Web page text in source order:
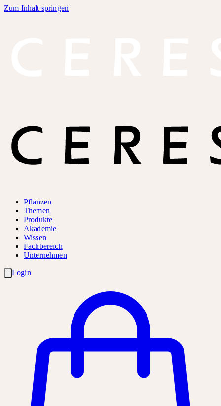
Zum Inhalt springen
Pflanzen
Themen
Produkte
Akademie
Wissen
Fachbereich
Unternehmen
Login